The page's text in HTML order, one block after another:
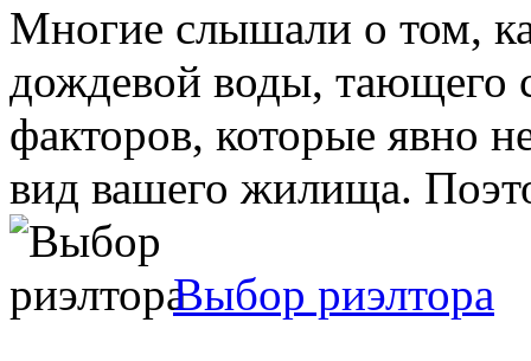
Многие слышали о том,
дождевой воды, тающего
факторов, которые явно
вид вашего жилища.
Выбор риэлтора